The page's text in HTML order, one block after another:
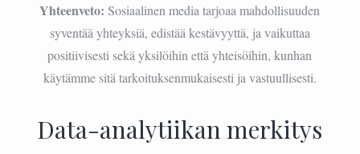
Yhteenveto: Sosiaalinen media tarjoaa mahdollisuuden
syventää yhteyksiä, edistää kestävyyttä, ja vaikuttaa
positiivisesti sekä yksilöihin että yhteisöihin, kunhan
käytämme sitä tarkoituksenmukaisesti ja vastuullisesti.
Data-analytiikan merkitys